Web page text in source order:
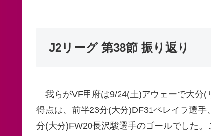
J2リーグ 第38節 振り返り
我らがVF甲府は9/24(土)アウェーで大分(
得点は、前半23分(大分)DF31ペレイラ選
分(大分)FW20長沢駿選手のゴールでした